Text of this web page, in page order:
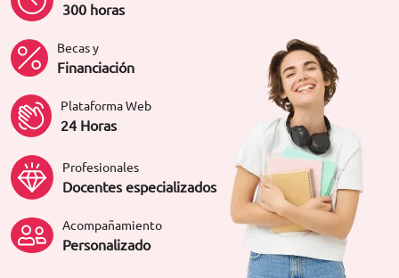
300 horas
Becas y
Financiación
Plataforma Web
24 Horas
Profesionales
Docentes especializados
Acompañamiento
Personalizado